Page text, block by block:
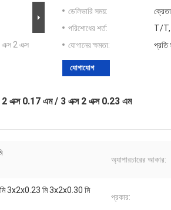
2 এক্স
ডেলিভারি সময়:
পরিশোধের শর্ত:
T/T,
যোগানের ক্ষমতা:
প্রতি
যোগাযোগ
2 এক্স 0.17 এম / 3 এক্স 2 এক্স 0.23 এম
অ্যাপারচারের আকার:
3x2x0.23 মি 3x2x0.30 মি
প্রকার: